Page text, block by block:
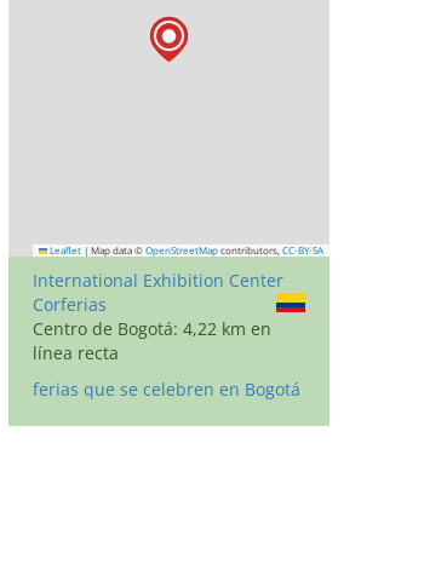
Leaflet | Map data © OpenStreetMap contributors, CC-BY-SA
International Exhibition Center
Corferias
Centro de Bogotá: 4,22 km en
línea recta
ferias que se celebren en Bogotá